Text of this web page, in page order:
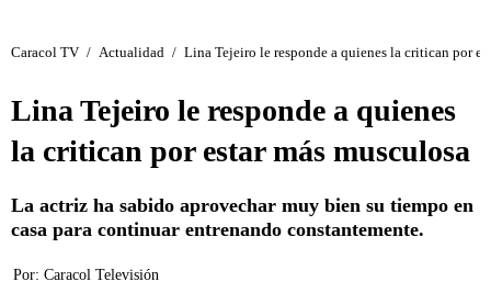
Caracol TV / Actualidad / Lina Tejeiro le responde a quienes la critican por
Lina Tejeiro le responde a quienes
la critican por estar más musculosa
La actriz ha sabido aprovechar muy bien su tiempo en
casa para continuar entrenando constantemente.
Por: Caracol Televisión